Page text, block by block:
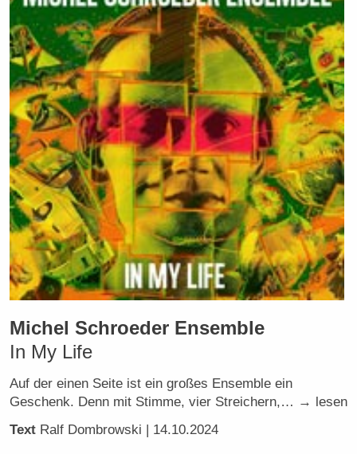
Michel Schroeder Ensemble
In My Life
Auf der einen Seite ist ein großes Ensemble ein
Geschenk. Denn mit Stimme, vier Streichern,… → lesen
Text Ralf Dombrowski | 14.10.2024